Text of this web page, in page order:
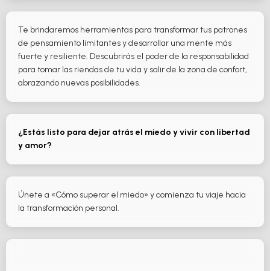
Te brindaremos herramientas para transformar tus patrones
de pensamiento limitantes y desarrollar una mente más
fuerte y resiliente. Descubrirás el poder de la responsabilidad
para tomar las riendas de tu vida y salir de la zona de confort,
abrazando nuevas posibilidades.
¿Estás listo para dejar atrás el miedo y vivir con libertad
y amor?
Únete a «Cómo superar el miedo» y comienza tu viaje hacia
la transformación personal.